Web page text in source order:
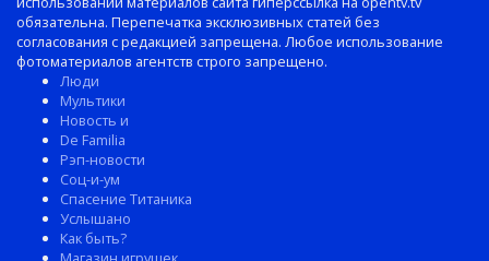
обязательна. Перепечатка эксклюзивных статей без
согласования с редакцией запрещена. Любое использование
фотоматериалов агентств строго запрещено.
Люди
Мультики
Новость и
De Familia
Рэп-новости
Соц-и-ум
Спасение Титаника
Услышано
Как быть?